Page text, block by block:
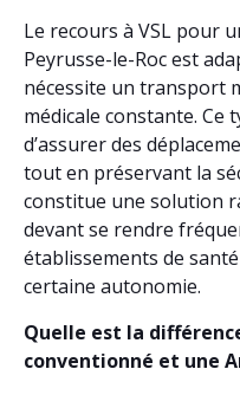
Le recours à VSL pour
Peyrusse-le-Roc est
nécessite un transport
médicale constante.
d’assurer des
tout en préservant la
constitue une solution
devant se rendre
établissements de
certaine autonomie.
Quelle est la
conventionné et une